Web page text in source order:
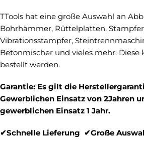
TTools hat eine große Auswahl an
Bohrhämmer, Rüttelplatten,
Vibrationsstampfer,
Betonmischer und vieles mehr. Diese
bestellt werden.
Garantie: Es gilt die
Gewerblichen Einsatz von 2Jahren
gewerblichen Einsatz 1 Jahr.
✔Schnelle Lieferung ✔Große